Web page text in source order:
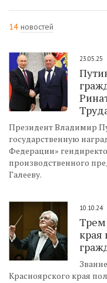
14 новостей
23.05.25
Президент Владимир
государственную
Федерации»
производственного
Галееву.
10.10.24
Трем
края
Красноярского края